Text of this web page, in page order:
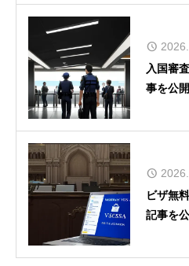
入国審
事を公
ビザ無
記事を